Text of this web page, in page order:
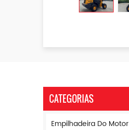
CATEGORIAS
Empilhadeira Do Motor